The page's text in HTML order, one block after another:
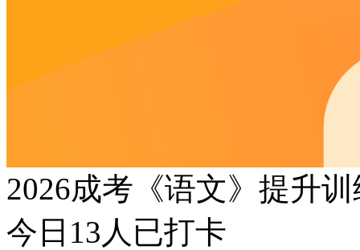
2026成考《语文》提升
今日 13 人已打卡